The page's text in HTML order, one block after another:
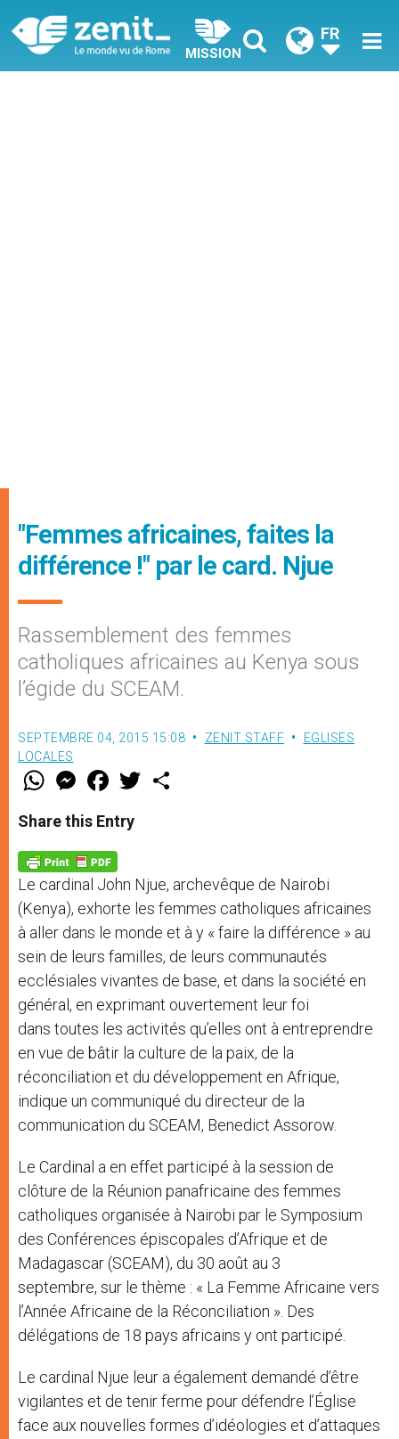
MISSION
FR
"Femmes africaines, faites la
différence !" par le card. Njue
Rassemblement des femmes
catholiques africaines au Kenya sous
l’égide du SCEAM.
SEPTEMBRE 04, 2015 15:08 ZENIT STAFF
EGLISES
LOCALES
W
t
s
p
p
M
e
s
e
g
e
r
F
a
e
b
o
k
w
Share this Entry
Le cardinal John Njue, archevêque de Nairobi
(Kenya), exhorte les femmes catholiques africaines
à aller dans le monde et à y « faire la différence » au
sein de leurs familles, de leurs communautés
ecclésiales vivantes de base, et dans la société en
général, en exprimant ouvertement leur foi
dans toutes les activités qu’elles ont à entreprendre
en vue de bâtir la culture de la paix, de la
réconciliation et du développement en Afrique,
indique un communiqué du directeur de la
communication du SCEAM, Benedict Assorow.
Le Cardinal a en effet participé à la session de
clôture de la Réunion panafricaine des femmes
catholiques organisée à Nairobi par le Symposium
des Conférences épiscopales d’Afrique et de
Madagascar (SCEAM), du 30 août au 3
septembre, sur le thème : « La Femme Africaine vers
l’Année Africaine de la Réconciliation ». Des
délégations de 18 pays africains y ont participé.
Le cardinal Njue leur a également demandé d’être
vigilantes et de tenir ferme pour défendre l’Église
face aux nouvelles formes d’idéologies et d’attaques